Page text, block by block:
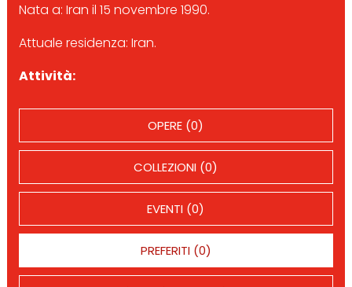
Nata a: Iran il 15 novembre 1990.
Attuale residenza: Iran.
Attività:
OPERE (0)
COLLEZIONI (0)
EVENTI (0)
PREFERITI (0)